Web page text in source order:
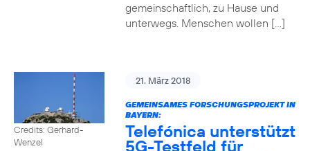
gemeinschaftlich, zu Hause und
unterwegs. Menschen wollen […]
Credits: Gerhard-
Wenzel
21. März 2018
GEMEINSAMES FORSCHUNGSPROJEKT IN
BAYERN:
Telefónica unterstützt
5G-Testfeld für